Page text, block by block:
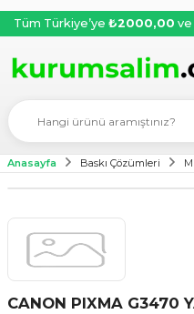
Tüm Türkiye’ye ₺2000,00 ve
Anasayfa Baskı Çözümleri
CANON PIXMA G3470